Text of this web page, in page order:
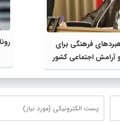
فرهنگی برای
اجتماعی کشور